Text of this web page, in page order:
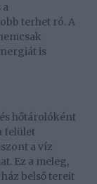
a
terhet ró. A
is
hőtárolóként
felület
a víz
Ez a meleg,
belső tereit